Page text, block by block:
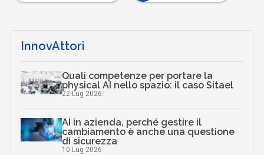
InnovAttori
Quali competenze per portare la
physical AI nello spazio: il caso Sitael
22 Lug 2026
AI in azienda, perché gestire il
cambiamento è anche una questione
di sicurezza
10 Lug 2026